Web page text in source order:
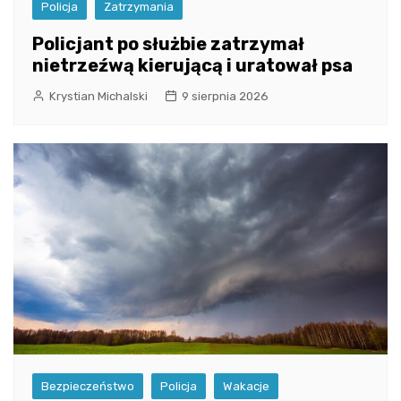
Policja Zatrzymania
Policjant po służbie zatrzymał
nietrzeźwą kierującą i uratował psa
Krystian Michalski 9 sierpnia 2026
Bezpieczeństwo Policja Wakacje